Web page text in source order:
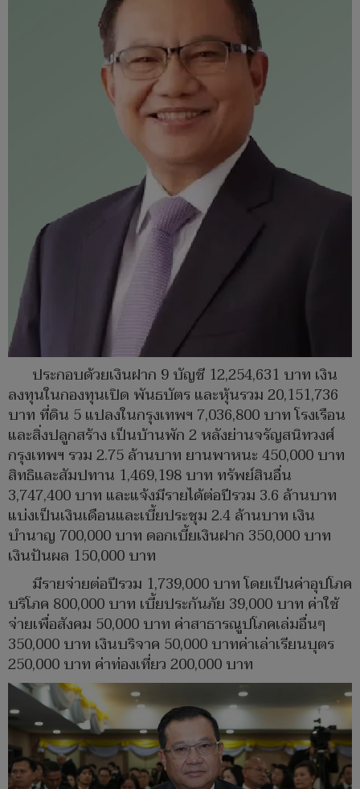
ประกอบด้วยเงินฝาก 9 บัญชี 12,254,631 บาท เงิน
ลงทุนในกองทุนเปิด พันธบัตร และหุ้นรวม 20,151,736
บาท ที่ดิน 5 แปลงในกรุงเทพฯ 7,036,800 บาท โรงเรือน
และสิ่งปลูกสร้าง เป็นบ้านพัก 2 หลังย่านจรัญสนิทวงศ์
กรุงเทพฯ รวม 2.75 ล้านบาท ยานพาหนะ 450,000 บาท
สิทธิและสัมปทาน 1,469,198 บาท ทรัพย์สินอื่น
3,747,400 บาท และแจ้งมีรายได้ต่อปีรวม 3.6 ล้านบาท
แบ่งเป็นเงินเดือนและเบี้ยประชุม 2.4 ล้านบาท เงิน
บำนาญ 700,000 บาท ดอกเบี้ยเงินฝาก 350,000 บาท
เงินปันผล 150,000 บาท
มีรายจ่ายต่อปีรวม 1,739,000 บาท โดยเป็นค่าอุปโภค
บริโภค 800,000 บาท เบี้ยประกันภัย 39,000 บาท ค่าใช้
จ่ายเพื่อสังคม 50,000 บาท ค่าสาธารณูปโภคเล่มอื่นๆ
350,000 บาท เงินบริจาค 50,000 บาทค่าเล่าเรียนบุตร
250,000 บาท ค่าท่องเที่ยว 200,000 บาท